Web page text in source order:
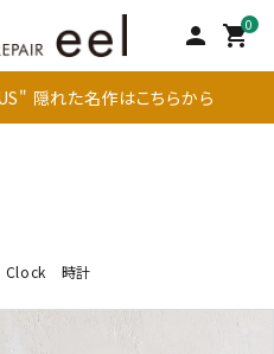
person 0
shopping_cart
隠れた名作はこちらから
Clock 時計